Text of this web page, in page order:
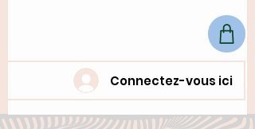
Connectez-vous ici